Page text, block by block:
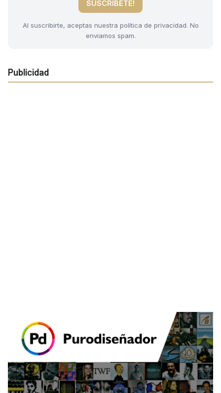
SUSCRIBETE!
Al suscribirte, aceptas nuestra política de privacidad. No
enviamos spam.
Publicidad